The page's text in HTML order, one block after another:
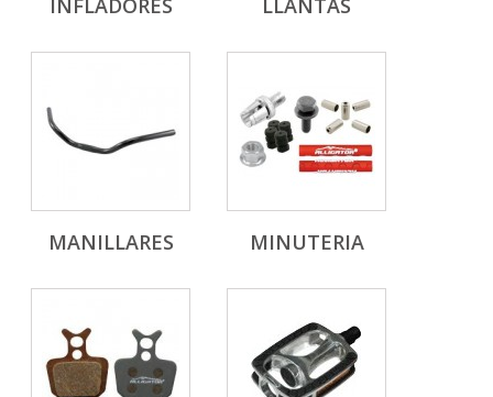
INFLADORES LLANTAS
MANILLARES MINUTERIA